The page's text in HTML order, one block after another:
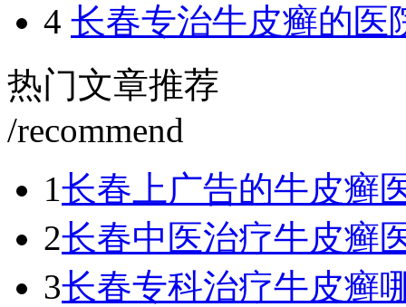
4 长春专治牛皮癣的医
热门文章推荐
/recommend
1长春上广告的牛皮癣
2长春中医治疗牛皮癣
3长春专科治疗牛皮癣